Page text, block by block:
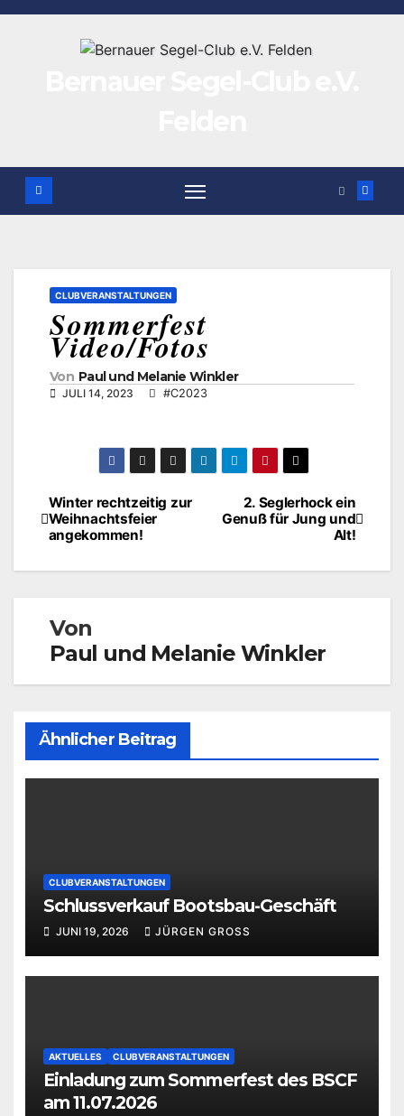
CLUBVERANSTALTUNGEN
Sommerfest
Video/Fotos
Von Paul und Melanie Winkler
JULI 14, 2023 #C2023
Beitragsnavigation
2. Seglerhock ein
Genuß für Jung und
Alt!
Winter rechtzeitig zur
Weihnachtsfeier
angekommen!
Von
Paul und Melanie Winkler
Ähnlicher Beitrag
CLUBVERANSTALTUNGEN
Schlussverkauf Bootsbau-Geschäft
JUNI 19, 2026 JÜRGEN GROSS
AKTUELLES CLUBVERANSTALTUNGEN
Einladung zum Sommerfest des BSCF
am 11.07.2026